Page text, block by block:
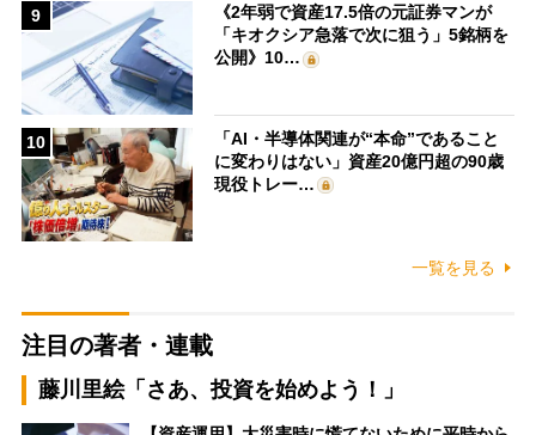
9
《2年弱で資産17.5倍の元証券マンが
「キオクシア急落で次に狙う」5銘柄を
公開》10…
10
「AI・半導体関連が“本命”であること
に変わりはない」資産20億円超の90歳
現役トレー…
一覧を見る
注目の著者・連載
藤川里絵「さあ、投資を始めよう！」